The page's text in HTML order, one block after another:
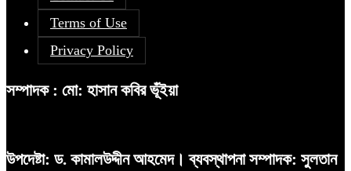
Terms of Use
Privacy Policy
সম্পাদক : মো: হাসান কবির ভূঁইয়া
উপদেষ্টা: ড. কামালউদ্দীন আহমেদ। ব্যবস্থাপনা সম্পাদক: সুলতান